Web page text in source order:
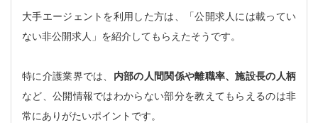
大手エージェントを利用した方は、「公開求人には載ってい
ない非公開求人」を紹介してもらえたそうです。
特に介護業界では、 内部の人間関係や離職率、施設長の人柄
など、公開情報ではわからない部分を教えてもらえるのは非
常にありがたいポイントです。